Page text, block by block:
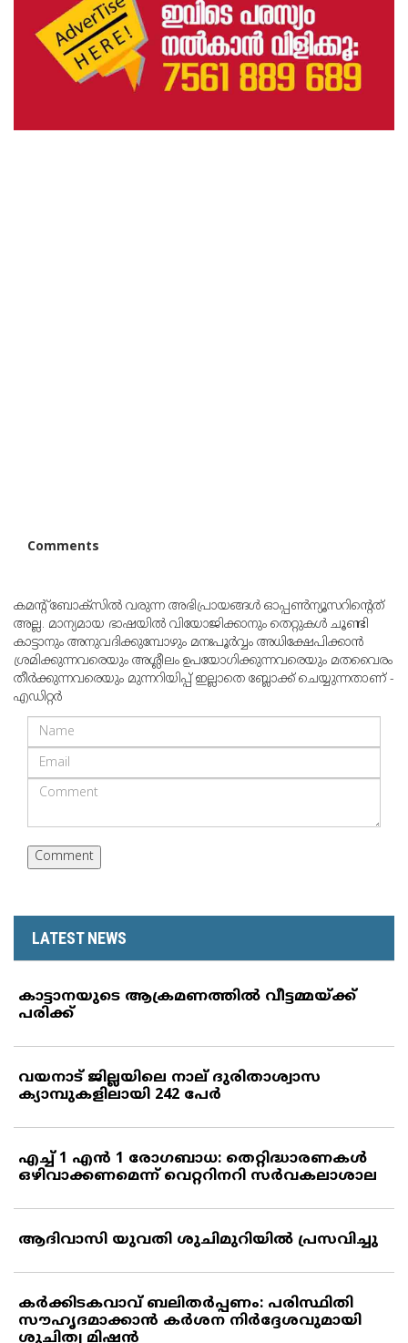
Comments
കമന്റ് ബോക്‌സില്‍ വരുന്ന അഭിപ്രായങ്ങള്‍ ഓപ്പൺന്യൂസറിന്റെത്
അല്ല. മാന്യമായ ഭാഷയില്‍ വിയോജിക്കാനും തെറ്റുകള്‍ ചൂണ്ടി
കാട്ടാനും അനുവദിക്കുമ്പോഴും മനഃപൂര്‍വ്വം അധിക്ഷേപിക്കാന്‍
ശ്രമിക്കുന്നവരെയും അശ്ലീലം ഉപയോഗിക്കുന്നവരെയും മതവൈരം
തീര്‍ക്കുന്നവരെയും മുന്നറിയിപ്പ് ഇല്ലാതെ ബ്ലോക്ക് ചെയ്യുന്നതാണ് -
എഡിറ്റര്‍
LATEST NEWS
കാട്ടാനയുടെ ആക്രമണത്തില്‍ വീട്ടമ്മയ്ക്ക്
പരിക്ക്
വയനാട് ജില്ലയിലെ നാല് ദുരിതാശ്വാസ
ക്യാമ്പുകളിലായി 242 പേര്‍
എച്ച് 1 എന്‍ 1 രോഗബാധ: തെറ്റിദ്ധാരണകള്‍
ഒഴിവാക്കണമെന്ന് വെറ്ററിനറി സര്‍വകലാശാല
ആദിവാസി യുവതി ശുചിമുറിയില്‍ പ്രസവിച്ചു
കര്‍ക്കിടകവാവ് ബലിതര്‍പ്പണം: പരിസ്ഥിതി
സൗഹൃദമാക്കാന്‍ കര്‍ശന നിര്‍ദ്ദേശവുമായി
ശുചിത്വ മിഷന്‍